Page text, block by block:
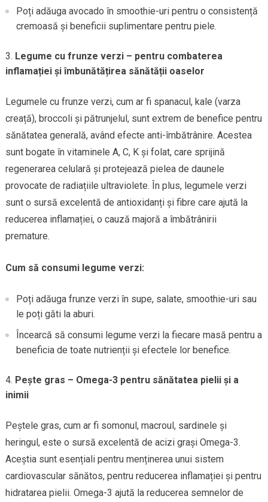
Poți adăuga avocado în smoothie-uri pentru o consistență
cremoasă și beneficii suplimentare pentru piele.
Legume cu frunze verzi – pentru combaterea
inflamației și îmbunătățirea sănătății oaselor
Legumele cu frunze verzi, cum ar fi spanacul, kale (varza
creață), broccoli și pătrunjelul, sunt extrem de benefice pentru
sănătatea generală, având efecte anti-îmbătrânire. Acestea
sunt bogate în vitaminele A, C, K și folat, care sprijină
regenerarea celulară și protejează pielea de daunele
provocate de radiațiile ultraviolete. În plus, legumele verzi
sunt o sursă excelentă de antioxidanți și fibre care ajută la
reducerea inflamației, o cauză majoră a îmbătrânirii
premature.
Cum să consumi legume verzi:
Poți adăuga frunze verzi în supe, salate, smoothie-uri sau
le poți găti la aburi.
Încearcă să consumi legume verzi la fiecare masă pentru a
beneficia de toate nutrienții și efectele lor benefice.
Pește gras – Omega-3 pentru sănătatea pielii și a
inimii
Peștele gras, cum ar fi somonul, macroul, sardinele și
heringul, este o sursă excelentă de acizi grași Omega-3.
Aceștia sunt esențiali pentru menținerea unui sistem
cardiovascular sănătos, pentru reducerea inflamației și pentru
hidratarea pielii. Omega-3 ajută la reducerea semnelor de